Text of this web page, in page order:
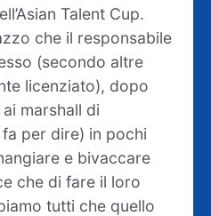
Talent Cup.
che il responsabile
(secondo altre
licenziato), dopo
marshall di
per dire) in pochi
e bivaccare
che di fare il loro
tutti che quello